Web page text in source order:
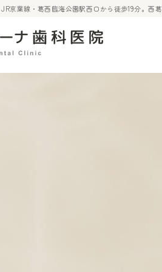
京葉線・葛西臨海公園駅西口から徒歩19分。